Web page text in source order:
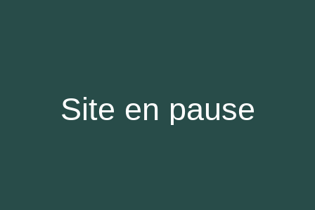
Site en pause